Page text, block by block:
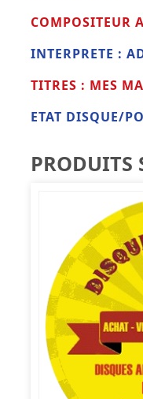
COMPOSITEUR
INTERPRETE :
TITRES : MES
ETAT DISQUE/
PRODUITS